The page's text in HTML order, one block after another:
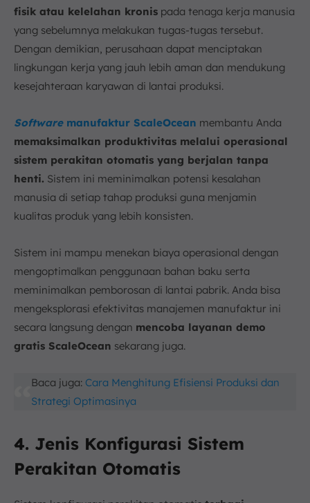
fisik atau kelelahan kronis pada tenaga kerja manusia
yang sebelumnya melakukan tugas-tugas tersebut.
Dengan demikian, perusahaan dapat menciptakan
lingkungan kerja yang jauh lebih aman dan mendukung
kesejahteraan karyawan di lantai produksi.
Softwaremanufaktur ScaleOcean membantu Anda
memaksimalkan produktivitas melalui operasional
sistem perakitan otomatis yang berjalan tanpa
henti. Sistem ini meminimalkan potensi kesalahan
manusia di setiap tahap produksi guna menjamin
kualitas produk yang lebih konsisten.
Sistem ini mampu menekan biaya operasional dengan
mengoptimalkan penggunaan bahan baku serta
meminimalkan pemborosan di lantai pabrik. Anda bisa
mengeksplorasi efektivitas manajemen manufaktur ini
secara langsung dengan mencoba layanan demo
gratis ScaleOcean sekarang juga.
Baca juga: Cara Menghitung Efisiensi Produksi dan
Strategi Optimasinya
4. Jenis Konfigurasi Sistem
Perakitan Otomatis